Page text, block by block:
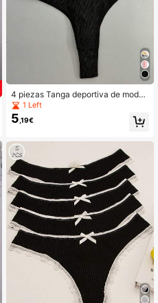
4 piezas Tanga deportiva de moda
cómoda con estampado de letras m
ulticolor para mujer, para todas las e
staciones
1 Left
5 ,19€